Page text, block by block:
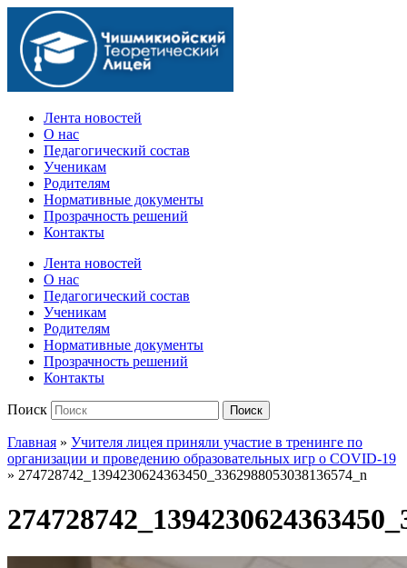
Официальный сайт учебного заведения
Лента новостей
О нас
Педагогический состав
Ученикам
Родителям
Нормативные документы
Прозрачность решений
Контакты
Лента новостей
О нас
Педагогический состав
Ученикам
Родителям
Нормативные документы
Прозрачность решений
Контакты
Поиск Поиск
Главная » Учителя лицея приняли участие в тренинге по
организации и проведению образовательных игр о COVID-19
» 274728742_1394230624363450_3362988053038136574_n